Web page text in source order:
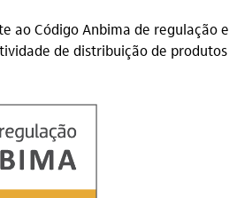
ao Código Anbima de regulação e
de distribuição de produtos